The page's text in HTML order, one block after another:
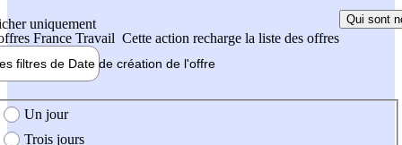
uniquement
France Travail Cette action recharge la liste des offres
Qui sont
filtres de Date de création de l'offre
création de l'offre
Un jour
Trois jours